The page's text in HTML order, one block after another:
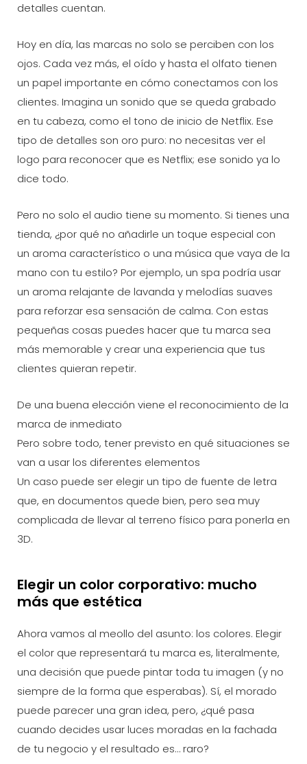
detalles cuentan.
Hoy en día, las marcas no solo se perciben con los
ojos. Cada vez más, el oído y hasta el olfato tienen
un papel importante en cómo conectamos con los
clientes. Imagina un sonido que se queda grabado
en tu cabeza, como el tono de inicio de Netflix. Ese
tipo de detalles son oro puro: no necesitas ver el
logo para reconocer que es Netflix; ese sonido ya lo
dice todo.
Pero no solo el audio tiene su momento. Si tienes una
tienda, ¿por qué no añadirle un toque especial con
un aroma característico o una música que vaya de la
mano con tu estilo? Por ejemplo, un spa podría usar
un aroma relajante de lavanda y melodías suaves
para reforzar esa sensación de calma. Con estas
pequeñas cosas puedes hacer que tu marca sea
más memorable y crear una experiencia que tus
clientes quieran repetir.
De una buena elección viene el reconocimiento de la
marca de inmediato
Pero sobre todo, tener previsto en qué situaciones se
van a usar los diferentes elementos
Un caso puede ser elegir un tipo de fuente de letra
que, en documentos quede bien, pero sea muy
complicada de llevar al terreno físico para ponerla en
3D.
Elegir un color corporativo: mucho
más que estética
Ahora vamos al meollo del asunto: los colores. Elegir
el color que representará tu marca es, literalmente,
una decisión que puede pintar toda tu imagen (y no
siempre de la forma que esperabas). Sí, el morado
puede parecer una gran idea, pero, ¿qué pasa
cuando decides usar luces moradas en la fachada
de tu negocio y el resultado es… raro?